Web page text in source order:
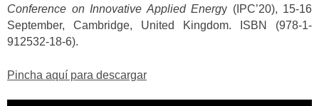
Conference on Innovative Applied Energy (IPC’20), 15-16
September, Cambridge, United Kingdom. ISBN (978-1-
912532-18-6).
Pincha aquí para descargar